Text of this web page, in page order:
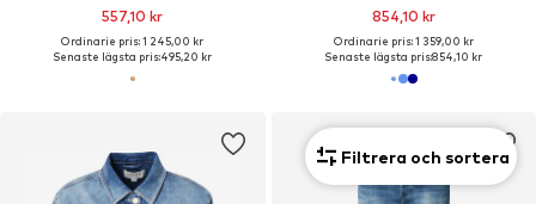
557,10 kr
Ordinarie pris: 1 245,00 kr
Senaste lägsta pris:495,20 kr
854,10 kr
Ordinarie pris: 1 359,00 kr
Senaste lägsta pris:854,10 kr
Filtrera och sortera